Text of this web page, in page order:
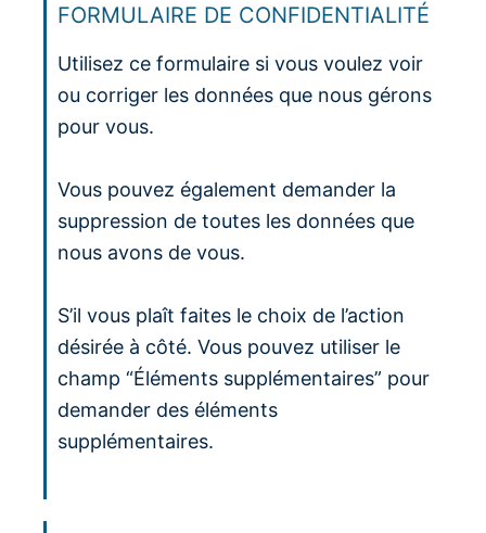
FORMULAIRE DE CONFIDENTIALITÉ
Utilisez ce formulaire si vous voulez voir
ou corriger les données que nous gérons
pour vous.
Vous pouvez également demander la
suppression de toutes les données que
nous avons de vous.
S’il vous plaît faites le choix de l’action
désirée à côté. Vous pouvez utiliser le
champ “Éléments supplémentaires” pour
demander des éléments
supplémentaires.